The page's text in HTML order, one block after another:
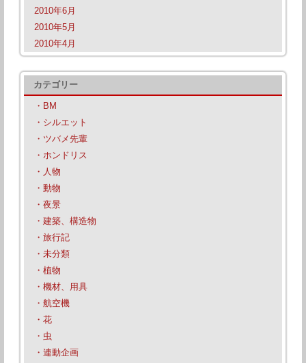
2010年6月
2010年5月
2010年4月
カテゴリー
・BM
・シルエット
・ツバメ先輩
・ホンドリス
・人物
・動物
・夜景
・建築、構造物
・旅行記
・未分類
・植物
・機材、用具
・航空機
・花
・虫
・連動企画